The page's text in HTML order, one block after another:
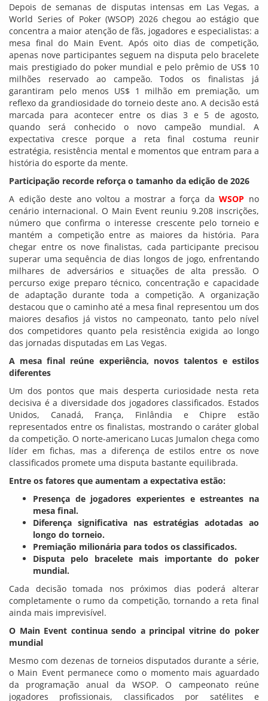
Depois de semanas de disputas intensas em Las Vegas, a
World Series of Poker (WSOP) 2026 chegou ao estágio que
concentra a maior atenção de fãs, jogadores e especialistas: a
mesa final do Main Event. Após oito dias de competição,
apenas nove participantes seguem na disputa pelo bracelete
mais prestigiado do poker mundial e pelo prêmio de US$ 10
milhões reservado ao campeão. Todos os finalistas já
garantiram pelo menos US$ 1 milhão em premiação, um
reflexo da grandiosidade do torneio deste ano. A decisão está
marcada para acontecer entre os dias 3 e 5 de agosto,
quando será conhecido o novo campeão mundial. A
expectativa cresce porque a reta final costuma reunir
estratégia, resistência mental e momentos que entram para a
história do esporte da mente.
Participação recorde reforça o tamanho da edição de 2026
A edição deste ano voltou a mostrar a força daWSOP no
cenário internacional. O Main Event reuniu 9.208 inscrições,
número que confirma o interesse crescente pelo torneio e
mantém a competição entre as maiores da história. Para
chegar entre os nove finalistas, cada participante precisou
superar uma sequência de dias longos de jogo, enfrentando
milhares de adversários e situações de alta pressão. O
percurso exige preparo técnico, concentração e capacidade
de adaptação durante toda a competição. A organização
destacou que o caminho até a mesa final representou um dos
maiores desafios já vistos no campeonato, tanto pelo nível
dos competidores quanto pela resistência exigida ao longo
das jornadas disputadas em Las Vegas.
A mesa final reúne experiência, novos talentos e estilos
diferentes
Um dos pontos que mais desperta curiosidade nesta reta
decisiva é a diversidade dos jogadores classificados. Estados
Unidos, Canadá, França, Finlândia e Chipre estão
representados entre os finalistas, mostrando o caráter global
da competição. O norte-americano Lucas Jumalon chega como
líder em fichas, mas a diferença de estilos entre os nove
classificados promete uma disputa bastante equilibrada.
Entre os fatores que aumentam a expectativa estão:
Presença de jogadores experientes e estreantes na
mesa final.
Diferença significativa nas estratégias adotadas ao
longo do torneio.
Premiação milionária para todos os classificados.
Disputa pelo bracelete mais importante do poker
mundial.
Cada decisão tomada nos próximos dias poderá alterar
completamente o rumo da competição, tornando a reta final
ainda mais imprevisível.
O Main Event continua sendo a principal vitrine do poker
mundial
Mesmo com dezenas de torneios disputados durante a série,
o Main Event permanece como o momento mais aguardado
da programação anual da WSOP. O campeonato reúne
jogadores profissionais, classificados por satélites e